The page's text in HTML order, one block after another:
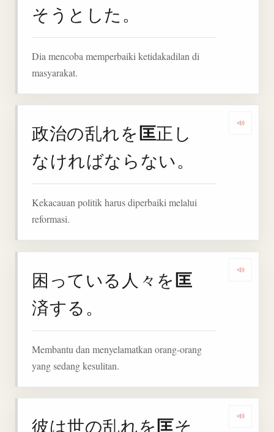
そうとした。
Dia mencoba memperbaiki ketidakadilan di
masyarakat.
政治の乱れを匡正し
なければならない。
Kekacauan politik harus diperbaiki melalui
reformasi.
困っている人々を匡
済する。
Membantu dan menyelamatkan orang-orang
yang sedang kesulitan.
彼は世の乱れを匡そ